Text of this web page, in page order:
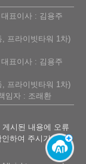
대표이사 : 김용주
프라이빗타워 1차)
대표이사 : 김용주
프라이빗타워 1차)
임자 : 조래환
시된 내용에 오류
하여 주시기 바랍